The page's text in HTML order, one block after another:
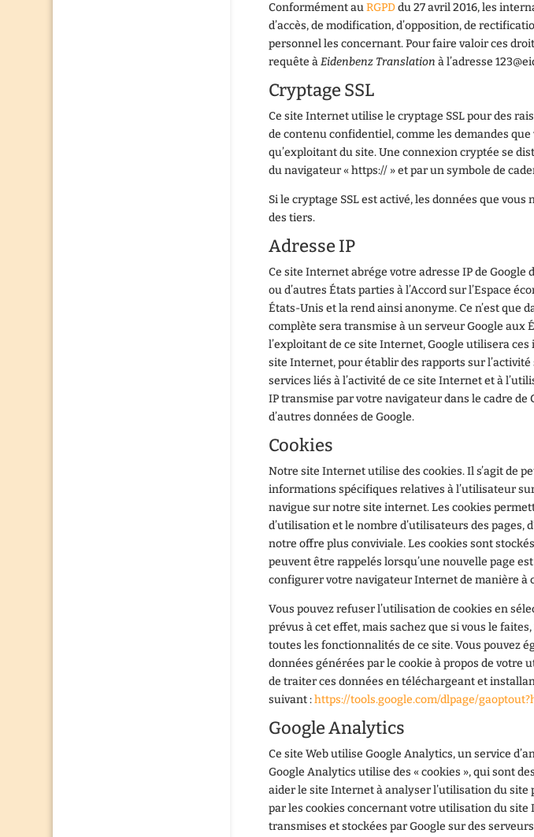
Conformément auRGPDdu 27 avril 2016, les
d’accès, de modification, d’opposition, de
personnel les concernant. Pour faire valoir ces
requête àEidenbenz Translation à l’adresse
Cryptage SSL
Ce site Internet utilise le cryptage SSL pour des
de contenu confidentiel, comme les demandes
qu’exploitant du site. Une connexion cryptée se
du navigateur « https:// » et par un symbole de
Si le cryptage SSL est activé, les données que
des tiers.
Adresse IP
Ce site Internet abrége votre adresse IP de Google
ou d’autres États parties à l’Accord sur l’Espace
États-Unis et la rend ainsi anonyme. Ce n’est que
complète sera transmise à un serveur Google aux
l’exploitant de ce site Internet, Google utilisera
site Internet, pour établir des rapports sur
services liés à l’activité de ce site Internet et à
IP transmise par votre navigateur dans le cadre de
d’autres données de Google.
Cookies
Notre site Internet utilise des cookies. Il s’agit de
informations spécifiques relatives à l’utilisateur
navigue sur notre site internet. Les cookies
d’utilisation et le nombre d’utilisateurs des
notre offre plus conviviale. Les cookies sont
peuvent être rappelés lorsqu’une nouvelle page
configurer votre navigateur Internet de manière à
Vous pouvez refuser l’utilisation de cookies en
prévus à cet effet, mais sachez que si vous le
toutes les fonctionnalités de ce site. Vous pouvez
données générées par le cookie à propos de votre
de traiter ces données en téléchargeant et
suivant :https://tools.google.com/dlpage/
Google Analytics
Ce site Web utilise Google Analytics, un service
Google Analytics utilise des « cookies », qui sont
aider le site Internet à analyser l’utilisation du
par les cookies concernant votre utilisation du site
transmises et stockées par Google sur des